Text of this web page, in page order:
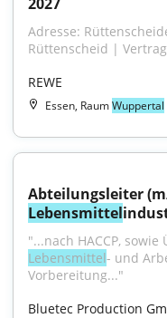
Adresse:
Rüttenscheid |
REWE
Essen, RaumWuppertal
Lebensmittel
Lebensmittel- und
Vorbereitung..."
Bluetec Production